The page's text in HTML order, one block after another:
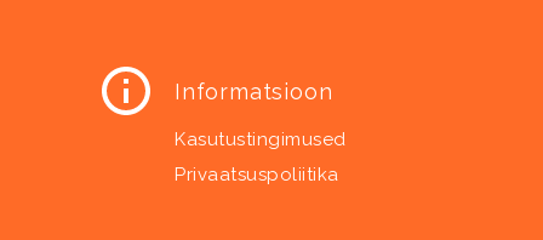
Informatsioon
Kasutustingimused
Privaatsuspoliitika